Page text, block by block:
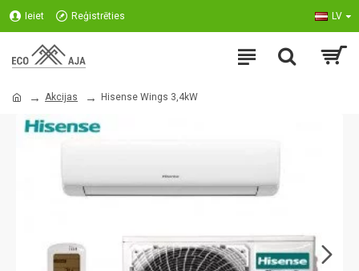
Ieiet Reģistrēties LV
Akcijas Hisense Wings 3,4kW